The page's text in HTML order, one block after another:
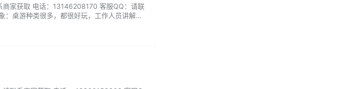
家获取 电话：13146208170 客服QQ：请联
桌游种类很多，都很好玩，工作人员讲解的